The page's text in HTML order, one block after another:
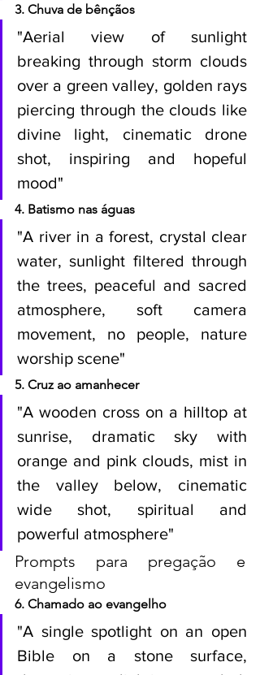
3. Chuva de bênçãos
"Aerial view of sunlight
breaking through storm clouds
over a green valley, golden rays
piercing through the clouds like
divine light, cinematic drone
shot, inspiring and hopeful
mood"
4. Batismo nas águas
"A river in a forest, crystal clear
water, sunlight filtered through
the trees, peaceful and sacred
atmosphere, soft camera
movement, no people, nature
worship scene"
5. Cruz ao amanhecer
"A wooden cross on a hilltop at
sunrise, dramatic sky with
orange and pink clouds, mist in
the valley below, cinematic
wide shot, spiritual and
powerful atmosphere"
Prompts para pregação e
evangelismo
6. Chamado ao evangelho
"A single spotlight on an open
Bible on a stone surface,